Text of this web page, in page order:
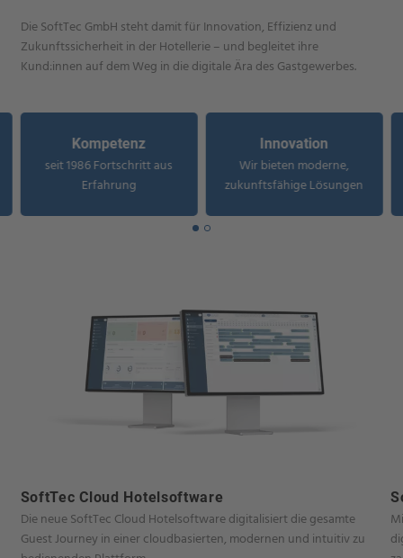
Die SoftTec GmbH steht damit für Innovation, Effizienz und
Zukunftssicherheit in der Hotellerie – und begleitet ihre
Kund:innen auf dem Weg in die digitale Ära des Gastgewerbes.
Kompetenz
seit 1986 Fortschritt aus
Erfahrung
Innovation
Wir bieten moderne,
zukunftsfähige Lösungen
SoftTec Cloud Hotelsoftware
Die neue SoftTec Cloud Hotelsoftware digitalisiert die gesamte
Guest Journey in einer cloudbasierten, modernen und intuitiv zu